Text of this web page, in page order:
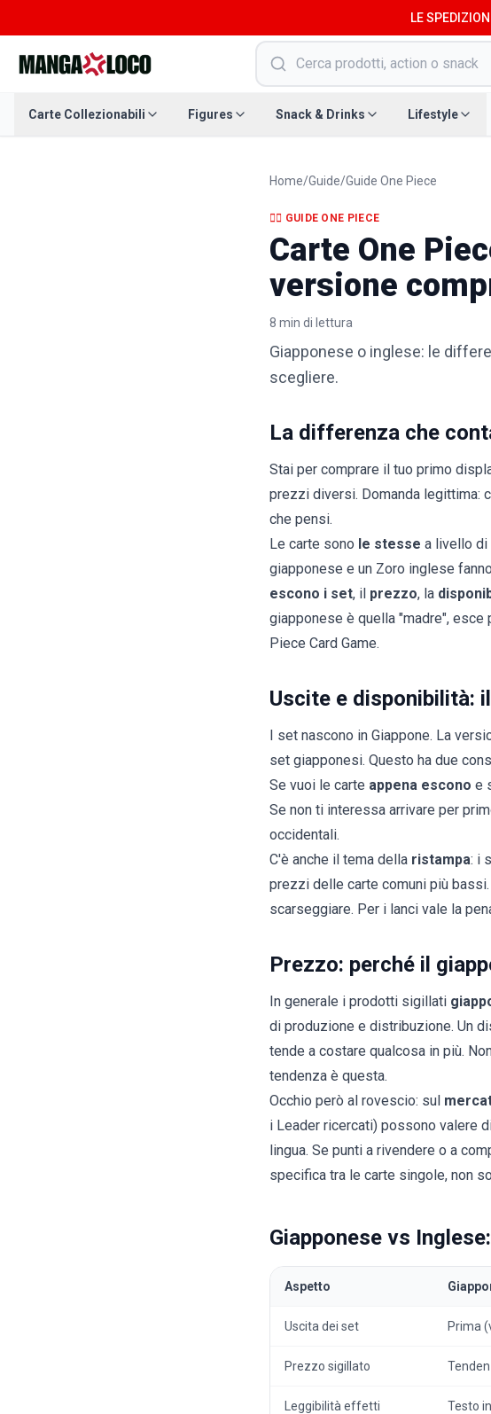
LE
Carte Collezionabili Figures Snack & Drinks Lifestyle
Home/Guide/Guide One Piece
🏴‍☠️ GUIDE ONE PIECE
Carte One
versione
8 min di lettura
Giapponese o inglese: le
scegliere.
La differenza che
Stai per comprare il tuo primo
prezzi diversi. Domanda legittima:
che pensi.
Le carte sono le stesse a livello
giapponese e un Zoro inglese
escono i set, il prezzo, la
giapponese è quella "madre", esce
Piece Card Game.
Uscite e disponibilità:
I set nascono in Giappone. La
set giapponesi. Questo ha due
Se vuoi le carte appena escono e
Se non ti interessa arrivare per
occidentali.
C'è anche il tema della ristampa: i
prezzi delle carte comuni più
scarseggiare. Per i lanci vale la
Prezzo: perché il
In generale i prodotti sigillati
di produzione e distribuzione. Un
tende a costare qualcosa in più.
tendenza è questa.
Occhio però al rovescio: sul
i Leader ricercati) possono valere
lingua. Se punti a rivendere o a
specifica tra le carte singole, non
Giapponese vs
Aspetto
Uscita dei set Prima
Prezzo sigillato
Leggibilità effetti Testo